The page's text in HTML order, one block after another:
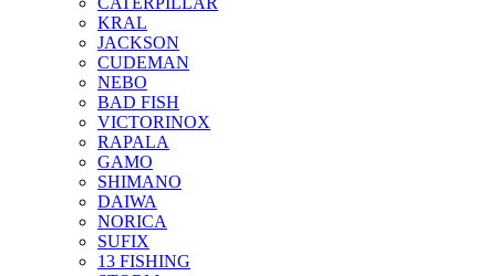
KRAL
JACKSON
CUDEMAN
NEBO
BAD FISH
VICTORINOX
RAPALA
GAMO
SHIMANO
DAIWA
NORICA
SUFIX
13 FISHING